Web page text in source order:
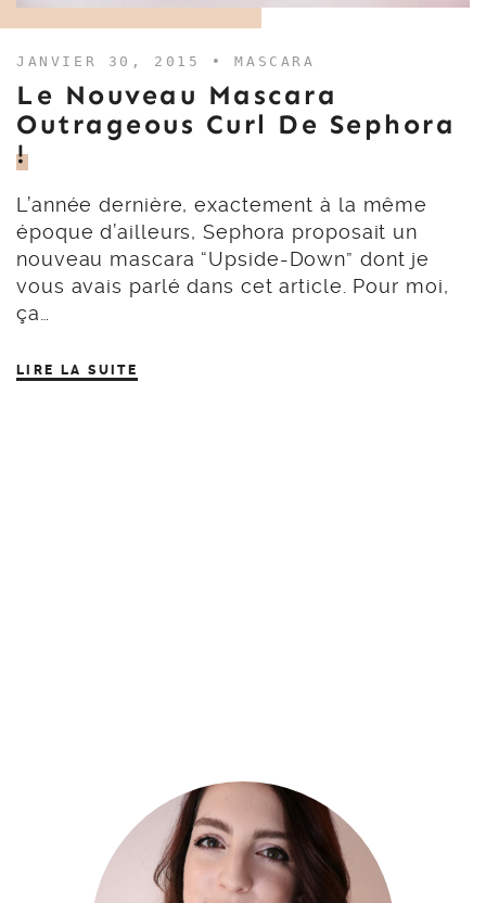
JANVIER 30, 2015 •MASCARA
Le Nouveau Mascara
Outrageous Curl De Sephora
!
L’année dernière, exactement à la même
époque d’ailleurs, Sephora proposait un
nouveau mascara “Upside-Down” dont je
vous avais parlé dans cet article. Pour moi,
ça…
LIRE LA SUITE